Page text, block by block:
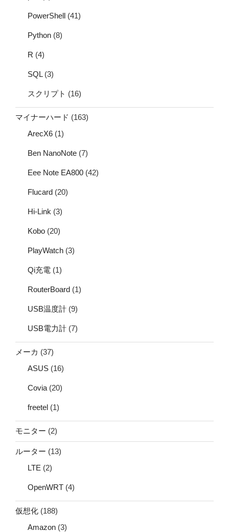
PowerShell (41)
Python (8)
R (4)
SQL(3)
スクリプト (16)
マイナーハード (163)
ArecX6 (1)
Ben NanoNote (7)
Eee Note EA800 (42)
Flucard (20)
Hi-Link (3)
Kobo (20)
PlayWatch (3)
Qi充電 (1)
RouterBoard (1)
USB温度計 (9)
USB電力計 (7)
メーカ (37)
ASUS (16)
Covia (20)
freetel (1)
モニター (2)
ルーター (13)
LTE (2)
OpenWRT (4)
仮想化 (188)
Amazon (3)